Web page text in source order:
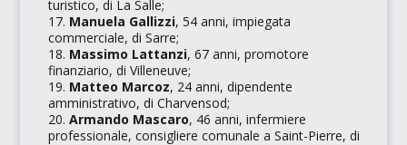
turistico, di La Salle;
Manuela Gallizzi, 54 anni, impiegata
commerciale, di Sarre;
Massimo Lattanzi, 67 anni, promotore
finanziario, di Villeneuve;
Matteo Marcoz, 24 anni, dipendente
amministrativo, di Charvensod;
Armando Mascaro, 46 anni, infermiere
professionale, consigliere comunale a Saint-Pierre, di